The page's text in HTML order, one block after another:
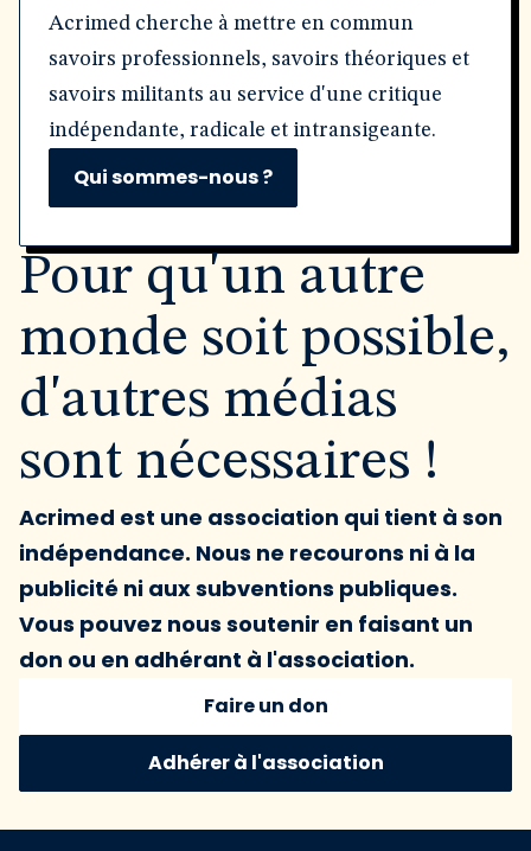
Acrimed cherche à mettre en commun
savoirs professionnels, savoirs théoriques et
savoirs militants au service d'une critique
indépendante, radicale et intransigeante.
Qui sommes-nous ?
Pour qu'un autre
monde soit possible,
d'autres médias
sont nécessaires !
Acrimed est une association qui tient à son
indépendance. Nous ne recourons ni à la
publicité ni aux subventions publiques.
Vous pouvez nous soutenir en faisant un
don ou en adhérant à l'association.
Faire un don
Adhérer à l'association